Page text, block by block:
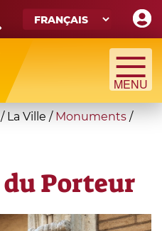
/ La Ville / Monuments /
Porteur